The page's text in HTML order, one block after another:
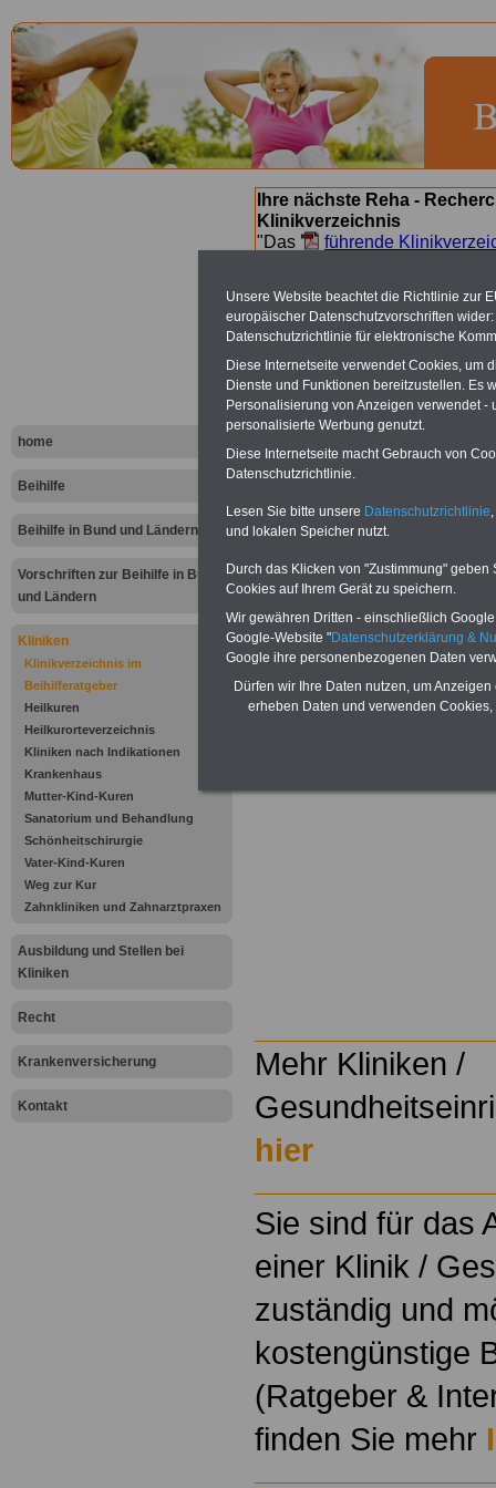
home
Beihilfe
Beihilfe in Bund und Ländern
Vorschriften zur Beihilfe in Bund
und Ländern
Kliniken
Klinikverzeichnis im
Beihilferatgeber
Heilkuren
Heilkurorteverzeichnis
Kliniken nach Indikationen
Krankenhaus
Mutter-Kind-Kuren
Sanatorium und Behandlung
Schönheitschirurgie
Vater-Kind-Kuren
Weg zur Kur
Zahnkliniken und Zahnarztpraxen
Ausbildung und Stellen bei
Kliniken
Recht
Krankenversicherung
Kontakt
Ihre nächste Reha -
Klinikverzeichnis
"Das
führende
suchen. Beamtinnen und
Angebote nach
Lenz Klinik
Prof. Georg
Marienstraße 3
98666
.
.
.
Mehr Kliniken /
hier
Sie sind für das
einer Klinik /
zuständig und
kostengünstige
(Ratgeber &
finden Sie mehr
Unsere Website beachtet die Richtlinie zur
europäischer Datenschutzvorschriften
Datenschutzrichtlinie für elektronische
Diese Internetseite verwendet Cookies, um
Dienste und Funktionen bereitzustellen. Es
Personalisierung von Anzeigen verwendet
personalisierte Werbung genutzt.
Diese Internetseite macht Gebrauch von
Datenschutzrichtlinie.
Lesen Sie bitte unsere Datenschutzrichtlinie
und lokalen Speicher nutzt.
Durch das Klicken von "Zustimmung"
Cookies auf Ihrem Gerät zu speichern.
Wir gewähren Dritten - einschließlich
Google-Website "Datenschutzerklärung &
Google ihre personenbezogenen Daten
Dürfen wir Ihre Daten nutzen, um
erheben Daten und verwenden